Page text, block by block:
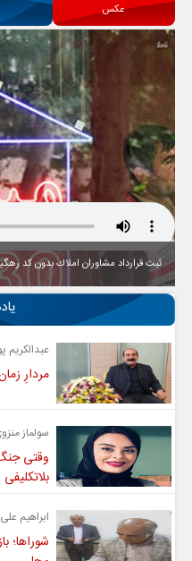
عکس
ثبت قرارداد مشاوران املاك بدون كد
عبدالکریم
مردارِ
سولماز
وقتی
بلاتکلیفی
ابراهیم
شوراها؛